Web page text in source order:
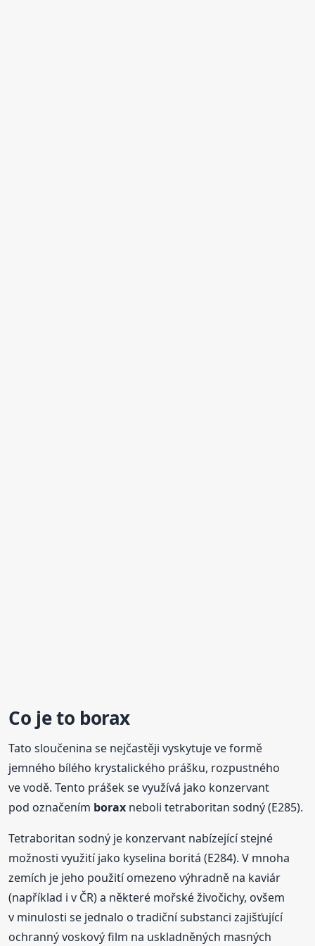
Co je to borax
Tato sloučenina se nejčastěji vyskytuje ve formě
jemného bílého krystalického prášku, rozpustného
ve vodě. Tento prášek se využívá jako konzervant
pod označením borax neboli tetraboritan sodný (E285).
Tetraboritan sodný je konzervant nabízející stejné
možnosti využití jako kyselina boritá (E284). V mnoha
zemích je jeho použití omezeno výhradně na kaviár
(například i v ČR) a některé mořské živočichy, ovšem
v minulosti se jednalo o tradiční substanci zajišťující
ochranný voskový film na uskladněných masných